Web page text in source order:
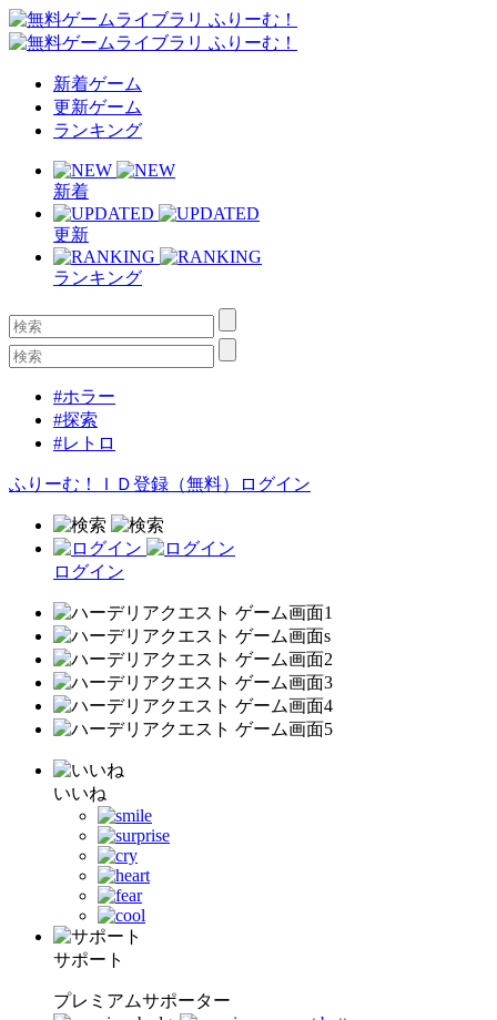
新着ゲーム
更新ゲーム
ランキング
新着
更新
ランキング
#ホラー
#探索
#レトロ
ふりーむ！ＩＤ登録（無料） ログイン
ログイン
いいね
サポート
プレミアムサポーター